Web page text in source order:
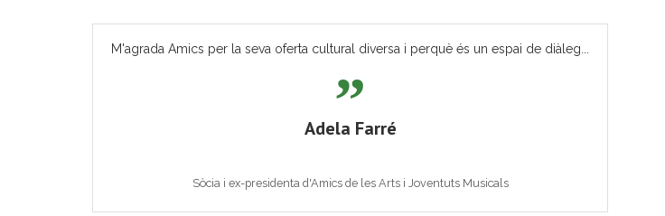
M'agrada Amics per la seva oferta cultural diversa i perquè és un espai de diàleg...
Adela Farré
Sòcia i ex-presidenta d'Amics de les Arts i Joventuts Musicals